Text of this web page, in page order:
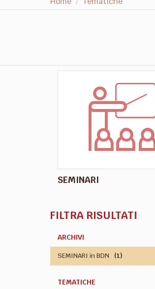
SEMINARI
FILTRA RISULTATI
ARCHIVI
SEMINARI in BDN (1)
TEMATICHE